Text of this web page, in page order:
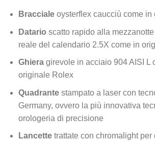
Braccialeoysterflex caucciù come in
Datario scatto rapido alla
reale del calendario 2.5X come in
Ghieragirevole in acciaio 904 AISI L
originale Rolex
Quadrantestampato a laser con
Germany, ovvero la più innovativa
orologeria di precisione
Lancettetrattate con chromalight per